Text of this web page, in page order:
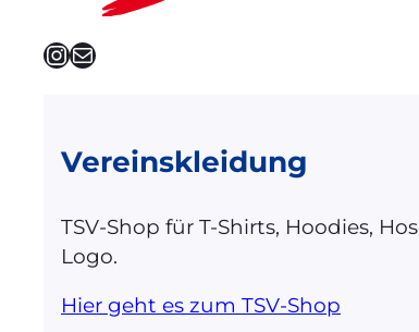
InstagramE-Mail
Vereinskleidung
TSV-Shop für T-Shirts, Hoodies,
Logo.
Hier geht es zum TSV-Shop